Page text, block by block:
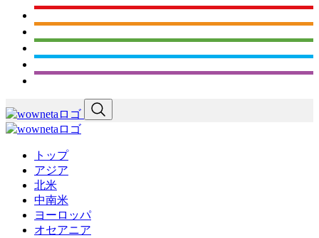
トップ
アジア
北米
中南米
ヨーロッパ
オセアニア